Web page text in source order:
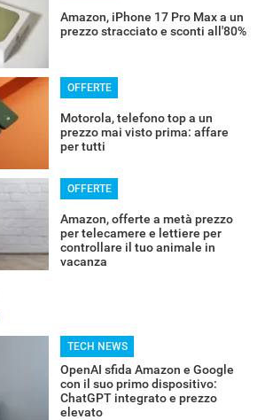
Amazon, iPhone 17 Pro Max a un
prezzo stracciato e sconti all'80%
OFFERTE
Motorola, telefono top a un
prezzo mai visto prima: affare
per tutti
OFFERTE
Amazon, offerte a metà prezzo
per telecamere e lettiere per
controllare il tuo animale in
vacanza
TECH NEWS
OpenAI sfida Amazon e Google
con il suo primo dispositivo:
ChatGPT integrato e prezzo
elevato